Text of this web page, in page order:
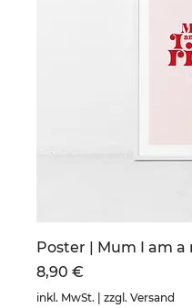
Poster | Mum I am a
Preis
8,90 €
inkl. MwSt. zzgl. Versand